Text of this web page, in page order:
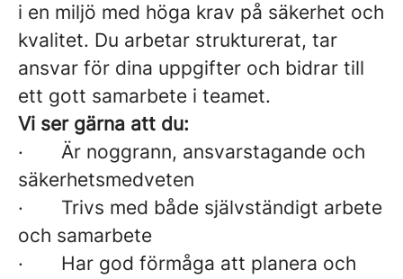
i en miljö med höga krav på säkerhet och
kvalitet. Du arbetar strukturerat, tar
ansvar för dina uppgifter och bidrar till
ett gott samarbete i teamet.
Vi ser gärna att du:
· Är noggrann, ansvarstagande och
säkerhetsmedveten
· Trivs med både självständigt arbete
och samarbete
· Har god förmåga att planera och